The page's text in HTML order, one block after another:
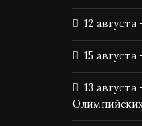
12
15
13